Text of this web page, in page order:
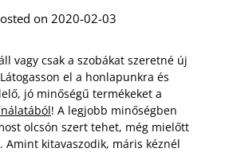
on 2020-02-03
vagy csak a szobákat szeretné új
el a honlapunkra és
jó minőségű termékeket a
! A legjobb minőségben
olcsón szert tehet, még mielőtt
Amint kitavaszodik, máris kéznél